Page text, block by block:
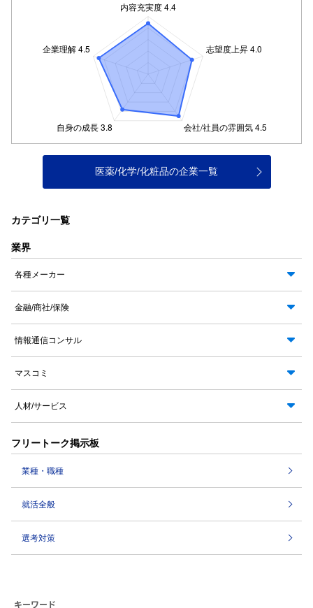
医薬/化学/化粧品の企業一覧
カテゴリ一覧
業界
各種メーカー
金融/商社/保険
情報通信コンサル
マスコミ
人材/サービス
フリートーク掲示板
業種・職種
就活全般
選考対策
キーワード